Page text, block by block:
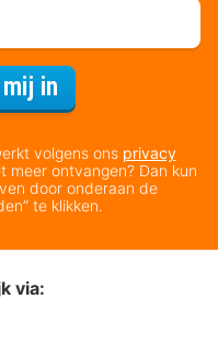
in
volgens ons privacy
meer ontvangen? Dan kun
door onderaan de
te klikken.
via: